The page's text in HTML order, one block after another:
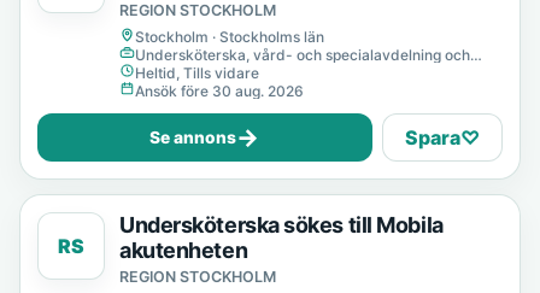
REGION STOCKHOLM
Stockholm · Stockholms län
Undersköterska, vård- och specialavdelning och
mottagning
Heltid, Tills vidare
Ansök före 30 aug. 2026
Se annons→ Spara♡
RS
Undersköterska sökes till Mobila
akutenheten
REGION STOCKHOLM